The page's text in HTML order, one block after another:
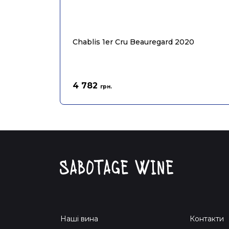
Chablis 1er Cru Beauregard 2020
4 782 грн.
Наші вина Контакти